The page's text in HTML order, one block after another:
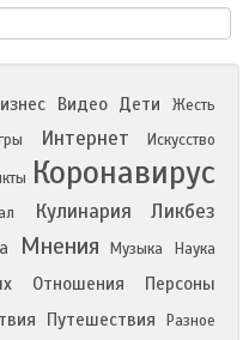
Видео Дети
Жесть
Интернет Искусство
Коронавирус
Кулинария Ликбез
Мнения Музыка Наука
Отношения Персоны
Путешествия Разное